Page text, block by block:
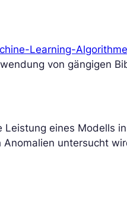
Learning-
von gängigen
Leistung eines Modells
Anomalien untersucht